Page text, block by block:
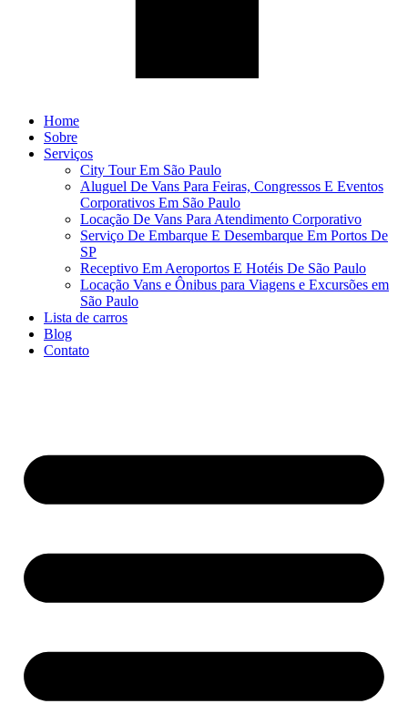
Home
Sobre
Serviços
City Tour Em São Paulo
Aluguel De Vans Para Feiras, Congressos E Eventos
Corporativos Em São Paulo
Locação De Vans Para Atendimento Corporativo
Serviço De Embarque E Desembarque Em Portos De
SP
Receptivo Em Aeroportos E Hotéis De São Paulo
Locação Vans e Ônibus para Viagens e Excursões em
São Paulo
Lista de carros
Blog
Contato